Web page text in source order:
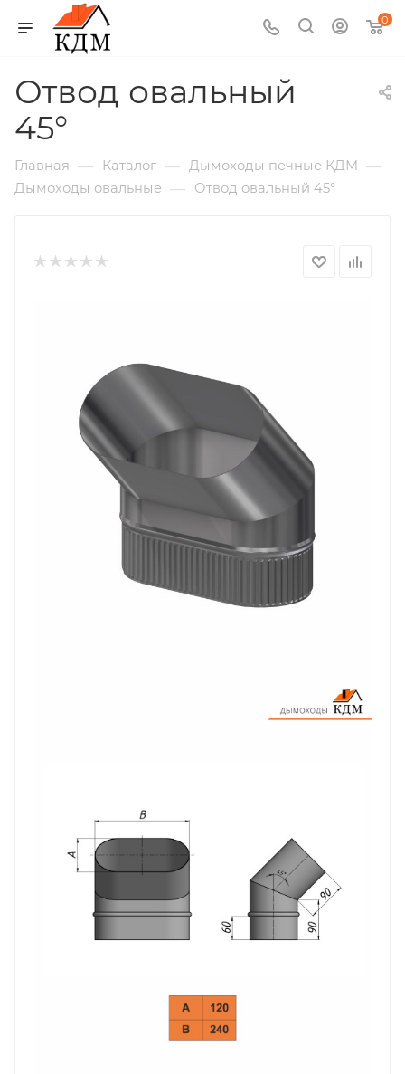
0
Отвод овальный
45°
Главная — Каталог — Дымоходы печные КДМ —
Дымоходы овальные — Отвод овальный 45°